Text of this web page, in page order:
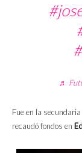
♬
Fue en la
recaudó fondos en